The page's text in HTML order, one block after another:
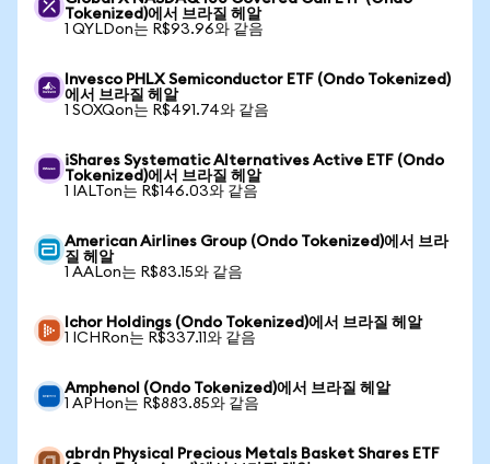
Tokenized)에서 브라질 헤알
1 QYLDon는 R$93.96와 같음
Invesco PHLX Semiconductor ETF (Ondo Tokenized)
에서 브라질 헤알
1 SOXQon는 R$491.74와 같음
iShares Systematic Alternatives Active ETF (Ondo
Tokenized)에서 브라질 헤알
1 IALTon는 R$146.03와 같음
American Airlines Group (Ondo Tokenized)에서 브라
질 헤알
1 AALon는 R$83.15와 같음
Ichor Holdings (Ondo Tokenized)에서 브라질 헤알
1 ICHRon는 R$337.11와 같음
Amphenol (Ondo Tokenized)에서 브라질 헤알
1 APHon는 R$883.85와 같음
abrdn Physical Precious Metals Basket Shares ETF